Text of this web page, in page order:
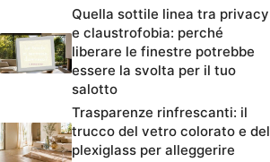
Quella sottile linea tra privacy
e claustrofobia: perché
liberare le finestre potrebbe
essere la svolta per il tuo
salotto
Trasparenze rinfrescanti: il
trucco del vetro colorato e del
plexiglass per alleggerire